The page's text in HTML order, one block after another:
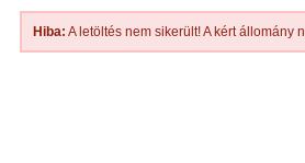
Hiba: A letöltés nem sikerült! A kért állomány